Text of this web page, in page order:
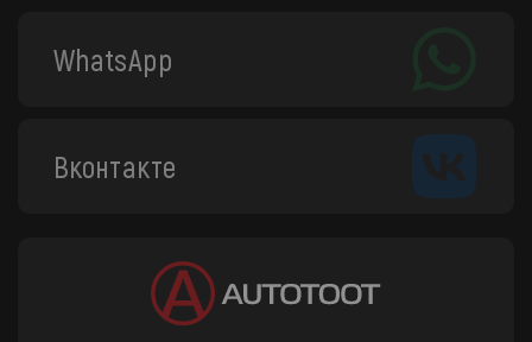
WhatsApp
Вконтакте